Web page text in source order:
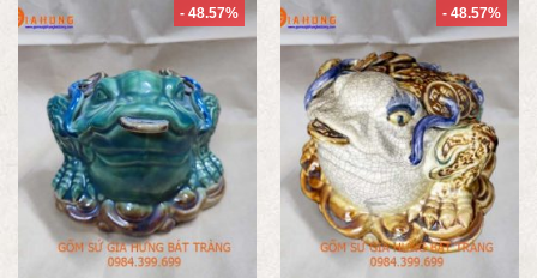
- 48.57% - 48.57%